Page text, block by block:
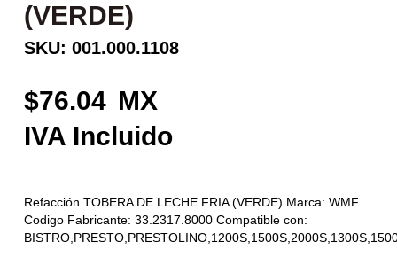
(VERDE)
SKU: 001.000.1108
76.04
Refacción TOBERA DE LECHE FRIA (VERDE) Marca: WMF
Codigo Fabricante: 33.2317.8000 Compatible con: